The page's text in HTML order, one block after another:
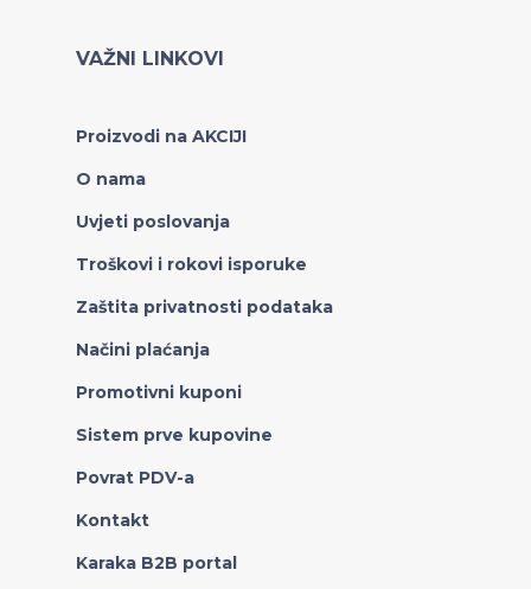
VAŽNI LINKOVI
Proizvodi na AKCIJI
O nama
Uvjeti poslovanja
Troškovi i rokovi isporuke
Zaštita privatnosti podataka
Načini plaćanja
Promotivni kuponi
Sistem prve kupovine
Povrat PDV-a
Kontakt
Karaka B2B portal